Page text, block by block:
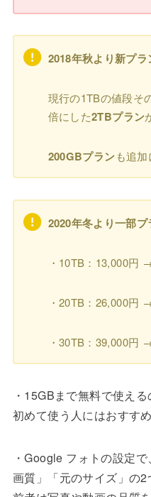
2018年秋より新プラ
現行の1TBの値段そ
倍にした2TBプラン
200GBプランも追
2020年冬より一部プ
・10TB：13,000円
・20TB：26,000円
・30TB：39,000円
・15GBまで無料で使え
初めて使う人にはおすす
・Google フォトの設定
画質」「元のサイズ」の2